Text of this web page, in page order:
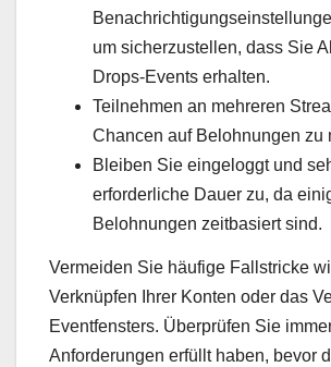
um sicherzustellen, dass Sie
Drops-Events erhalten.
Teilnehmen an mehreren
Chancen auf Belohnungen zu
Bleiben Sie eingeloggt und
erforderliche Dauer zu, da
Belohnungen zeitbasiert sind.
Vermeiden Sie häufige Fallstricke
Verknüpfen Ihrer Konten oder das
Eventfensters. Überprüfen Sie
Anforderungen erfüllt haben, bevor